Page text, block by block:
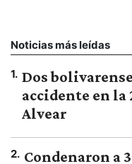
Noticias más leídas
1. Dos
accidente en la
Alvear
2. Condenaron a